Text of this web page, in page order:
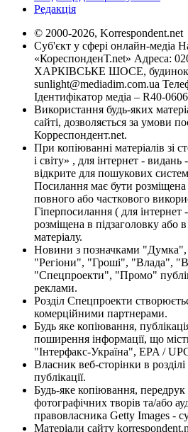
Редакція
© 2000-2026, Korrespondent.net
Суб'єкт у сфері онлайн-медіа
«КореспонденТ.net» Адреса:
ХАРКІВСЬКЕ ШОСЕ, будинок
sunlight@mediadim.com.ua
Ідентифікатор медіа – R40-
Використання будь-яких
сайті, дозволяється за умови
Корреспондент.net.
При копіюванні матеріалів зі
і світу» , для інтернет -
відкрите для пошукових
Посилання має бути розміщена
повного або часткового
Гіперпосилання ( для
розміщена в підзаголовку або
матеріалу.
Новини з позначками "Думка",
"Регіони", "Гроші", "Влада",
"Спецпроекти", "Промо"
реклами.
Розділ Спецпроекти
комерційними партнерами.
Будь яке копіювання,
поширення інформації, що
"Інтерфакс-Україна", EPA /
Власник веб-сторінки в
публікації.
Будь-яке копіювання, передрук
фотографічних творів та/або
правовласника Getty Images -
Матеріали сайту